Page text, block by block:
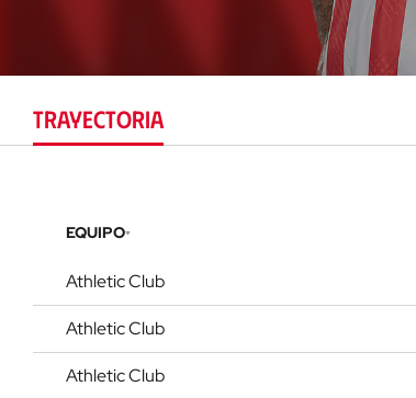
TRAYECTORIA
EQUIPO
Athletic Club
Athletic Club
Athletic Club